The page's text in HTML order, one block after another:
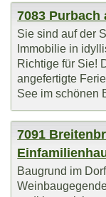
7083 Purbach
Sie sind auf der
Immobilie in
Richtige für Sie!
angefertigte
See im schönen
7091
Baugrund im